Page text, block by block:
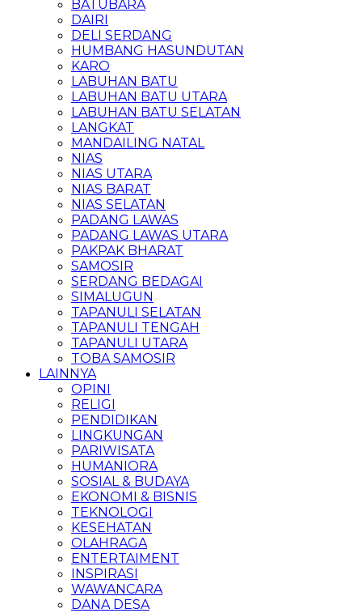
BATUBARA
DAIRI
DELI SERDANG
HUMBANG HASUNDUTAN
KARO
LABUHAN BATU
LABUHAN BATU UTARA
LABUHAN BATU SELATAN
LANGKAT
MANDAILING NATAL
NIAS
NIAS UTARA
NIAS BARAT
NIAS SELATAN
PADANG LAWAS
PADANG LAWAS UTARA
PAKPAK BHARAT
SAMOSIR
SERDANG BEDAGAI
SIMALUGUN
TAPANULI SELATAN
TAPANULI TENGAH
TAPANULI UTARA
TOBA SAMOSIR
LAINNYA
OPINI
RELIGI
PENDIDIKAN
LINGKUNGAN
PARIWISATA
HUMANIORA
SOSIAL & BUDAYA
EKONOMI & BISNIS
TEKNOLOGI
KESEHATAN
OLAHRAGA
ENTERTAIMENT
INSPIRASI
WAWANCARA
DANA DESA